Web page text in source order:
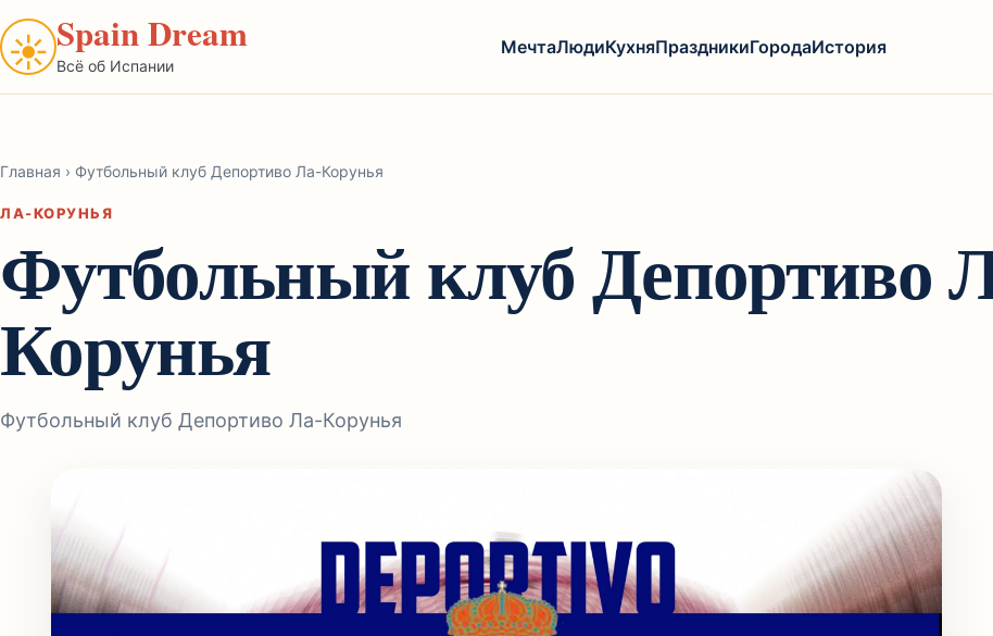
☀Spain Dream
Всё об Испании
МечтаЛюдиКухняПраздникиГородаИстория
Главная › Футбольный клуб Депортиво Ла-Корунья
ЛА-КОРУНЬЯ
Футбольный клуб Депортиво
Корунья
Футбольный клуб Депортиво Ла-Корунья